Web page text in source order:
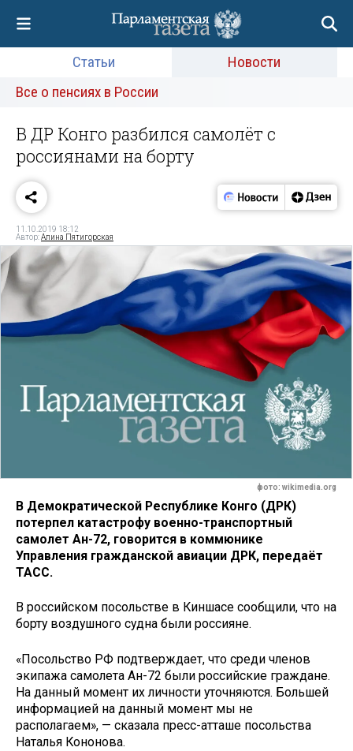
Статьи
Новости
Все о пенсиях в России
В ДР Конго разбился самолёт с
россиянами на борту
11.10.2019 18:12
Автор:Алина Пятигорская
фото: wikimedia.org
В Демократической Республике Конго (ДРК)
потерпел катастрофу военно-транспортный
самолет Ан-72, говорится в коммюнике
Управления гражданской авиации ДРК, передаёт
ТАСС.
В российском посольстве в Киншасе сообщили, что на
борту воздушного судна были россияне.
«Посольство РФ подтверждает, что среди членов
экипажа самолета Ан-72 были российские граждане.
На данный момент их личности уточняются. Большей
информацией на данный момент мы не
располагаем», — сказала пресс-атташе посольства
Наталья Кононова.